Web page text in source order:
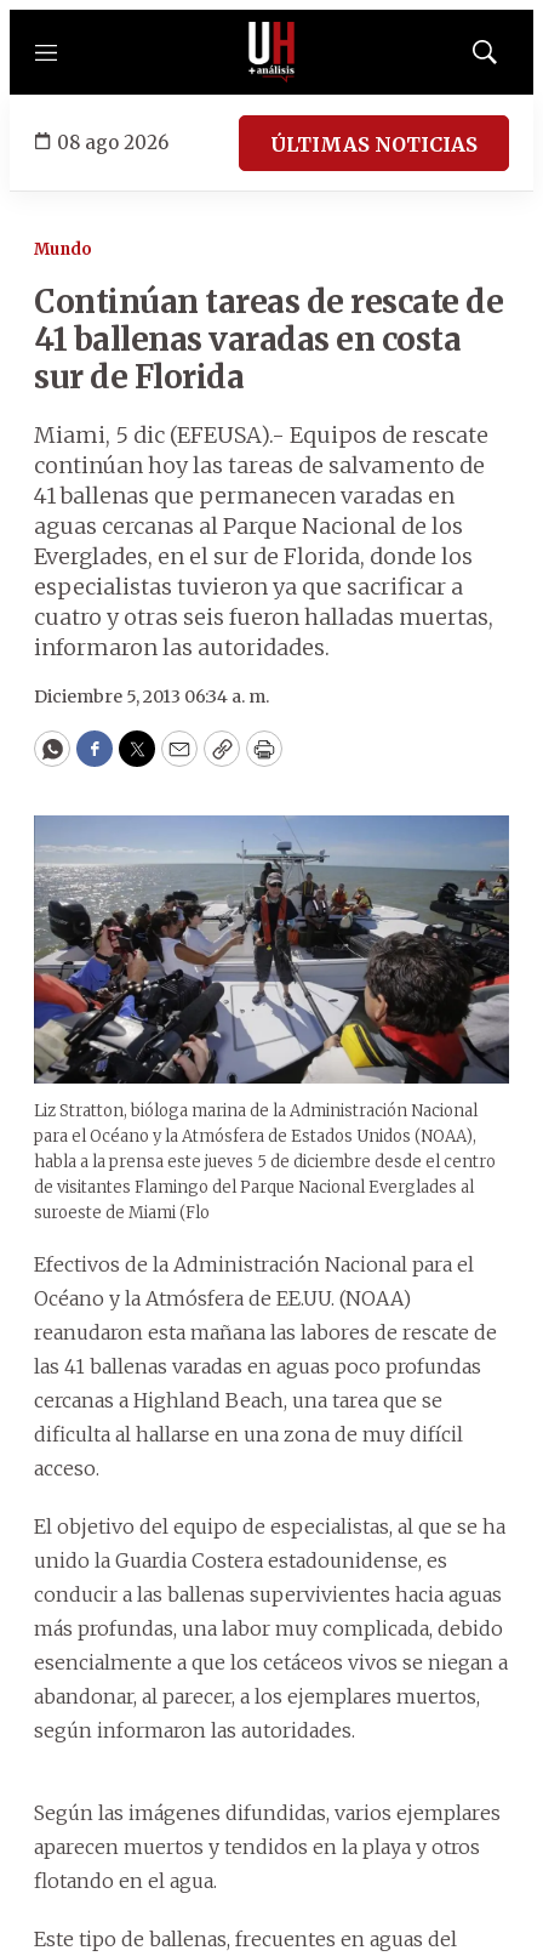
Menú
Mostrar
08 ago 2026 ÚLTIMAS NOTICIAS
Mundo
Continúan tareas de rescate de
41 ballenas varadas en costa
sur de Florida
Miami, 5 dic (EFEUSA).- Equipos de rescate
continúan hoy las tareas de salvamento de
41 ballenas que permanecen varadas en
aguas cercanas al Parque Nacional de los
Everglades, en el sur de Florida, donde los
especialistas tuvieron ya que sacrificar a
cuatro y otras seis fueron halladas muertas,
informaron las autoridades.
Diciembre 5, 2013 06:34 a. m.
WhatsApp
Facebook
Twitter
EmailCopyPrint
Liz Stratton, bióloga marina de la Administración Nacional
para el Océano y la Atmósfera de Estados Unidos (NOAA),
habla a la prensa este jueves 5 de diciembre desde el centro
de visitantes Flamingo del Parque Nacional Everglades al
suroeste de Miami (Flo
Efectivos de la Administración Nacional para el
Océano y la Atmósfera de EE.UU. (NOAA)
reanudaron esta mañana las labores de rescate de
las 41 ballenas varadas en aguas poco profundas
cercanas a Highland Beach, una tarea que se
dificulta al hallarse en una zona de muy difícil
acceso.
El objetivo del equipo de especialistas, al que se ha
unido la Guardia Costera estadounidense, es
conducir a las ballenas supervivientes hacia aguas
más profundas, una labor muy complicada, debido
esencialmente a que los cetáceos vivos se niegan a
abandonar, al parecer, a los ejemplares muertos,
según informaron las autoridades.
Según las imágenes difundidas, varios ejemplares
aparecen muertos y tendidos en la playa y otros
flotando en el agua.
Este tipo de ballenas, frecuentes en aguas del